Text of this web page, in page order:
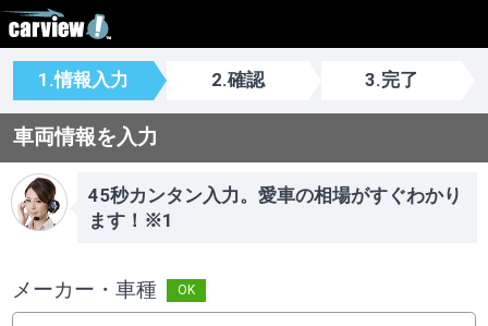
1.情報入力 2.確認 3.完了
車両情報を入力
45秒カンタン入力。愛車の相場がすぐわかり
ます！※1
メーカー・車種